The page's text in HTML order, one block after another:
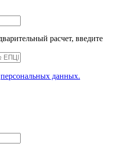
расчет, введите
персональных данных.